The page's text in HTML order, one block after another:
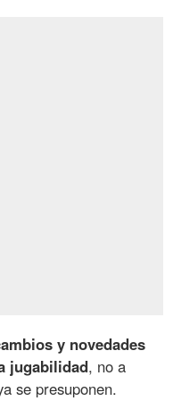
y novedades
jugabilidad, no a
se presuponen.